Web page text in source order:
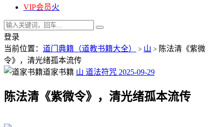
VIP会员火
登录
当前位置： 道门典籍（道教书籍大全） > 山 > 陈法清《紫微
令》，清光绪孤本流传
道家书籍 山 道法符咒 2025-09-29
陈法清《紫微令》，清光绪孤本流传